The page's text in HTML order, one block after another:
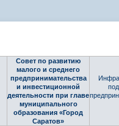
Совет по развитию
малого и среднего
предпринимательства
и инвестиционной
деятельности при главе
муниципального
образования «Город
Саратов»